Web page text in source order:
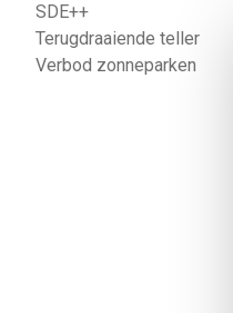
SDE++
Terugdraaiende teller
Verbod zonneparken